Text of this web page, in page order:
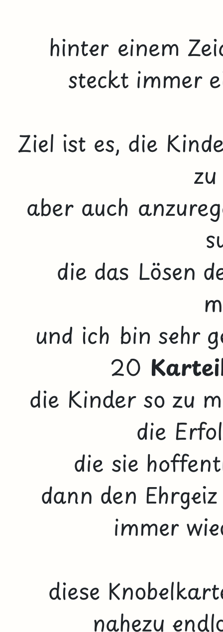
hinter einem
steckt immer
Ziel ist es, die
aber auch
die das Lösen
und ich bin sehr
20
die Kinder so zu
die
die sie
dann den
immer
diese
nahezu